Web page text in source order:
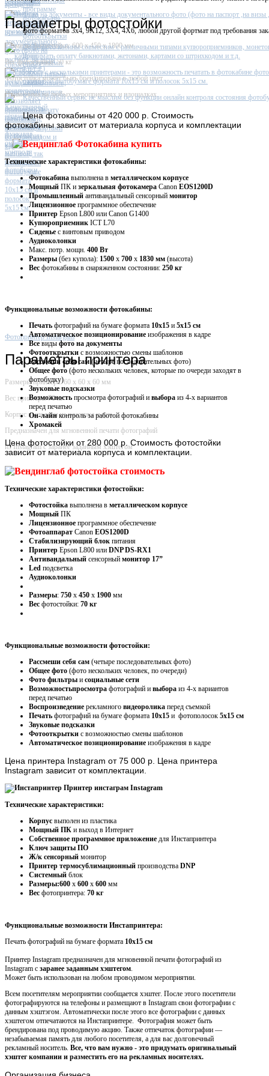
Параметры фотостойки
Размеры фотостойки: 600 х 450 х 1800 мм
Вес фотостойки: 50 кг
Фотостойка может быть брендирована в любой цвет
Применима на любых мероприятиях и площадках.
Фотопринтер Instargam
Параметры принтера
Размеры принтера: 60 х 60 х 60 мм
Вес принтера: 70 кг
Корпус выполнен из пластика и дсп
Предназначен для мгновенной печати фотографий
из Instagram с заранее заданным хэштегом
Фото на документы - все виды документального фото (фото на паспорт ,на визы
фото форматов 3х4, 9X12, 3X4, 4X6, любой другой фортмат под требования
Софт фото кабины совместим с различными типами купюроприемников,
принимать оплату банкнотами, жетонами, картами со штрихкодом и т.д.
Работа с несколькими принтерами - это возможность печатать в фотокабине
глянцевой фотобумаге формата 10х15 см и полосок 5х15 см.
Качественный сервис не мыслим без функции онлайн контроля состояния
Ценафотокабины от 420 000 р. Стоимость
фотокабины зависит от материала корпуса и комплектации
Технические характеристики фотокабины:
Фотокабина выполнена в металлическом корпусе
Мощный ПК и зеркальная фотокамера Canon EOS1200D
Промышленный антивандальный сенсорный монитор
Лицензионное программное обеспечение
Принтер Epson L800 или Canon G1400
Купюроприемник ICT L70
Сиденье с винтовым приводом
Аудиоколонки
Макс. потр. мощн. 400 Вт
Размеры (без купола): 1500 х 700 х 1830 мм (высота)
Вес фотокабины в снаряженном состоянии: 250 кг
Функциональные возможности фотокабины:
Печать фотографий на бумаге формата 10х15 и 5х15 см
Автоматическое позиционирование изображения в кадре
Всевиды фото на документы
Фотооткрытки с возможностью смены шаблонов
Рассмеши себя сам (четыре последовательных фото)
Общее фото (фото нескольких человек, которые по очереди заходят в
фотобудку)
Звуковые подсказки
Возможность просмотра фотографий и выбора из 4-х вариантов
перед печатью
Он-лайнконтроль за работой фотокабины
Хромакей
Цена фотостойки от 280 000 р. Стоимость фотостойки
зависит от материала корпуса и комплектации.
Технические характеристики фотостойки:
Фотостойка выполнена в металлическом корпусе
Мощный ПК
Лицензионное программное обеспечение
Фотоаппарат Canon EOS1200D
Стабилизирующий блок питания
Принтер Epson L800 или DNP DS-RX1
Антивандальный сенсорный монитор 17”
Led подсветка
Аудиоколонки
Размеры: 750 х 450 х 1900 мм
Вес фотостойки: 70 кг
Функциональные возможности фотостойки:
Рассмеши себя сам (четыре последовательных фото)
Общее фото (фото нескольких человек, по очереди)
Фото фильтры и социальные сети
Возможностьпросмотра фотографий и выбора из 4-х вариантов
перед печатью
Воспроизведение рекламного видеоролика перед съемкой
Печать фотографий на бумаге формата 10х15 и фотополосок 5х15 см
Звуковые подсказки
Фотооткрытки с возможностью смены шаблонов
Автоматическое позиционирование изображения в кадре
Цена принтера Instagram от 75 000 р. Цена принтера
Instagram зависит от комплектации.
Технические характеристики:
Корпус выполен из пластика
Мощный ПК и выход в Интернет
Собственное программное приложение для Инстапринтера
Ключ защиты ПО
Ж/к сенсорный монитор
Принтер термосублимационный производства DNP
Системный блок
Размеры:600 х 600 х 600 мм
Вес фотопринтера: 70 кг
Функциональные возможности Инстапринтера:
Печать фотографий на бумаге формата 10х15 см
Принтер Instagram предназначен для мгновенной печати фотографий из
Instagram с заранее заданным хэштегом.
Может быть использован на любом проводимом мероприятии.
Всем посетителям мероприятии сообщается хэштег. После этого посетители
фотографируются на телефоны и размещают в Instagram свои фотографии с
данным хэштэгом. Автоматически после этого все фотографии с данных
хэштегом отпечатаются на Инстапринтере. Фотография может быть
брендирована под проводимую акцию. Также отпечаток фотографии —
незабываемая память для любого посетителя, а для вас долговечный
рекламный носитель. Все, что вам нужно - это придумать оригинальный
хэштег компании и разместить его на рекламных носителях.